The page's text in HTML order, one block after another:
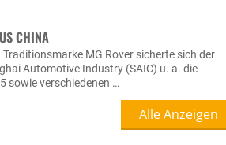
CHINA
MG Rover sicherte sich der
Automotive Industry (SAIC) u. a. die
sowie verschiedenen …
Alle Anzeigen